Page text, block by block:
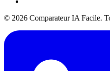
© 2026 Comparateur IA Facile.